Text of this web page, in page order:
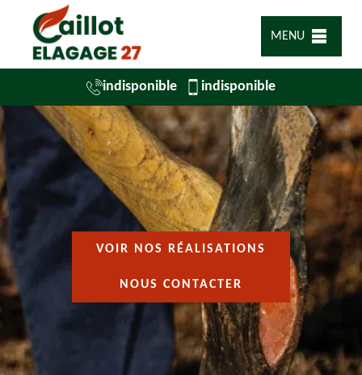
MENU
indisponible indisponible
VOIR NOS RÉALISATIONS
NOUS CONTACTER